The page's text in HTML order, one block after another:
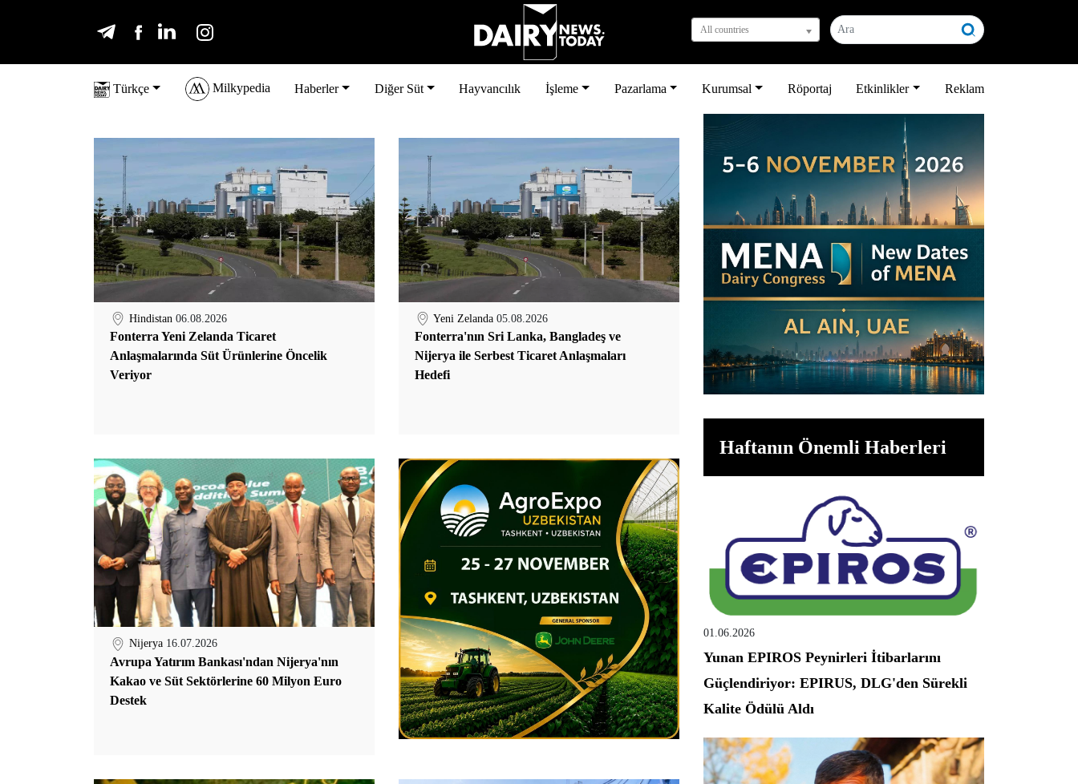
All countries
Türkçe Milkypedia Haberler Diğer Süt Hayvancılık İşleme Pazarlama Kurumsal Röportaj Etkinlikler Reklam
Hindistan 06.08.2026
Fonterra Yeni Zelanda Ticaret
Anlaşmalarında Süt Ürünlerine Öncelik
Veriyor
Yeni Zelanda 05.08.2026
Fonterra'nın Sri Lanka, Bangladeş ve
Nijerya ile Serbest Ticaret Anlaşmaları
Hedefi
Nijerya 16.07.2026
Avrupa Yatırım Bankası'ndan Nijerya'nın
Kakao ve Süt Sektörlerine 60 Milyon Euro
Destek
Haftanın Önemli Haberleri
01.06.2026
Yunan EPIROS Peynirleri İtibarlarını
Güçlendiriyor: EPIRUS, DLG'den Sürekli
Kalite Ödülü Aldı